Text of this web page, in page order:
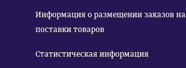
Информация о размещении заказов на
поставки товаров
Статистическая информация